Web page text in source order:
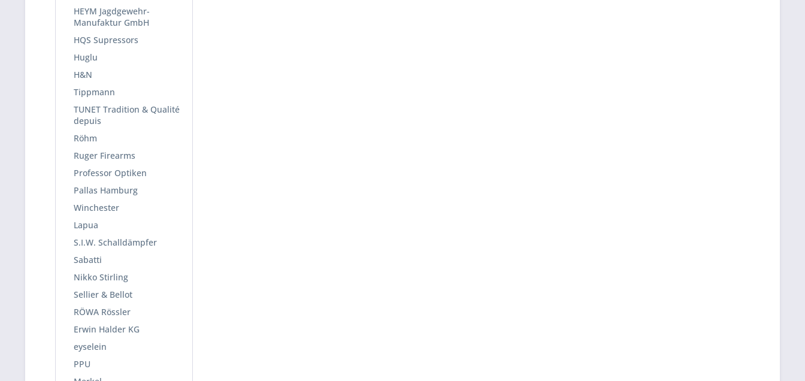
HEYM Jagdgewehr-
Manufaktur GmbH
HQS Supressors
Huglu
H&N
Tippmann
TUNET Tradition & Qualité
depuis
Röhm
Ruger Firearms
Professor Optiken
Pallas Hamburg
Winchester
Lapua
S.I.W. Schalldämpfer
Sabatti
Nikko Stirling
Sellier & Bellot
RÖWA Rössler
Erwin Halder KG
eyselein
PPU